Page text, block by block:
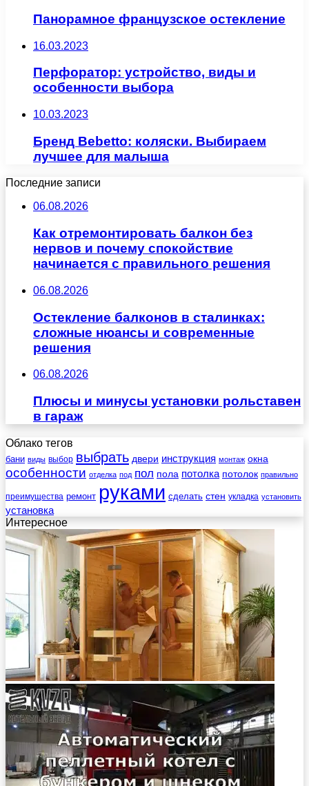
Панорамное французское остекление
16.03.2023
Перфоратор: устройство, виды и
особенности выбора
10.03.2023
Бренд Bebetto: коляски. Выбираем
лучшее для малыша
Последние записи
06.08.2026
Как отремонтировать балкон без
нервов и почему спокойствие
начинается с правильного решения
06.08.2026
Остекление балконов в сталинках:
сложные нюансы и современные
решения
06.08.2026
Плюсы и минусы установки рольставен
в гараж
Облако тегов
бани виды выбор выбрать двери инструкция монтаж окна
особенности отделка под пол пола потолка потолок правильно
преимущества ремонт руками сделать стен укладка установить
установка
Интересное